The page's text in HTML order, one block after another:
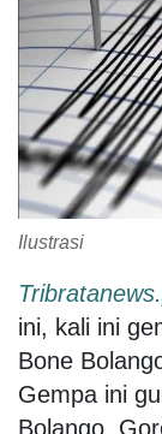
Ilustrasi
ini, kali ini
Bone
Gempa ini
Bolango,